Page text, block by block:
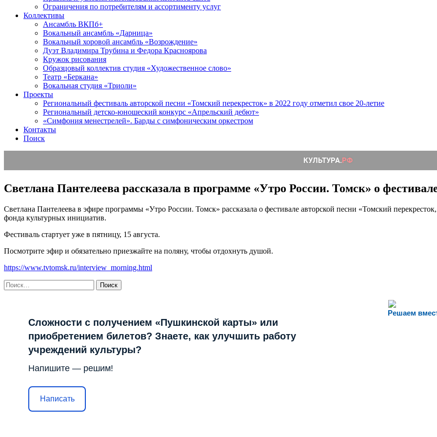
Ограничения по потребителям и ассортименту услуг
Коллективы
Ансамбль ВКПб+
Вокальный ансамбль «Дарница»
Вокальный хоровой ансамбль «Возрождение»
Дуэт Владимира Трубина и Федора Красноярова
Кружок рисования
Образцовый коллектив студия «Художественное слово»
Театр «Беркана»
Вокальная студия «Триоли»
Проекты
Региональный фестиваль авторской песни «Томский перекресток» в 2022 году отметил свое 20-летие
Региональный детско-юношеский конкурс «Апрельский дебют»
«Симфония менестрелей». Барды с симфоническим оркестром
Контакты
Поиск
Светлана Пантелеева рассказала в программе «Утро России. Томск» о
Светлана Пантелеева в эфире программы «Утро России. Томск» рассказала о фестивале авторской песни «Томский
фонда культурных инициатив.
Фестиваль стартует уже в пятницу, 15 августа.
Посмотрите эфир и обязательно приезжайте на поляну, чтобы отдохнуть душой.
https://www.tvtomsk.ru/interview_morning.html
Найти:
Решаем
Сложности с получением «Пушкинской карты» или
приобретением билетов? Знаете, как улучшить работу
учреждений культуры?
Напишите — решим!
Написать